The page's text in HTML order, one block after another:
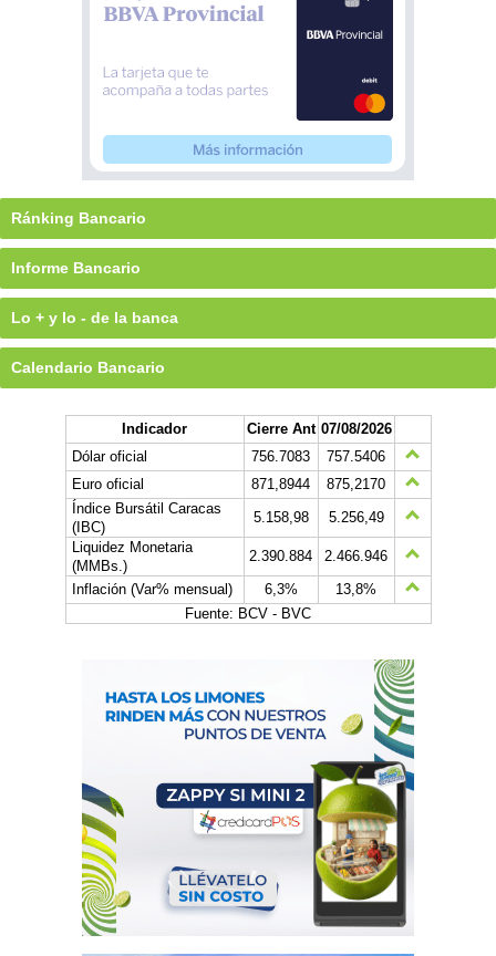
Ránking Bancario
Informe Bancario
Lo + y lo - de la banca
Calendario Bancario
Indicador Cierre Ant 07/08/2026
Dólar oficial
756.7083
757.5406
Euro oficial
871,8944
875,2170
Índice Bursátil Caracas
(IBC)
5.158,98
5.256,49
Liquidez Monetaria
(MMBs.)
2.390.884
2.466.946
Inflación (Var% mensual)
6,3%
13,8%
Fuente: BCV - BVC